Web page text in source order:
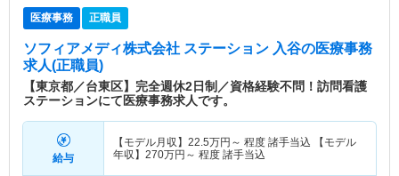
医療事務 正職員
ソフィアメディ株式会社 ステーション 入谷の医療事務
求人(正職員)
【東京都／台東区】完全週休2日制／資格経験不問！訪問看護
ステーションにて医療事務求人です。
給与
【モデル月収】 22.5万円～ 程度 諸手当込 【モデル
年収】 270万円～ 程度 諸手当込